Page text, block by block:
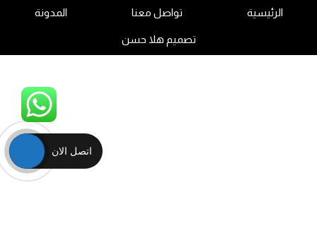
الرئيسية تواصل معنا المدونة
تصميم هلا حسن
اتصل الان